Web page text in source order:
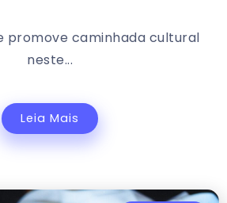
promove caminhada cultural
neste...
Leia Mais